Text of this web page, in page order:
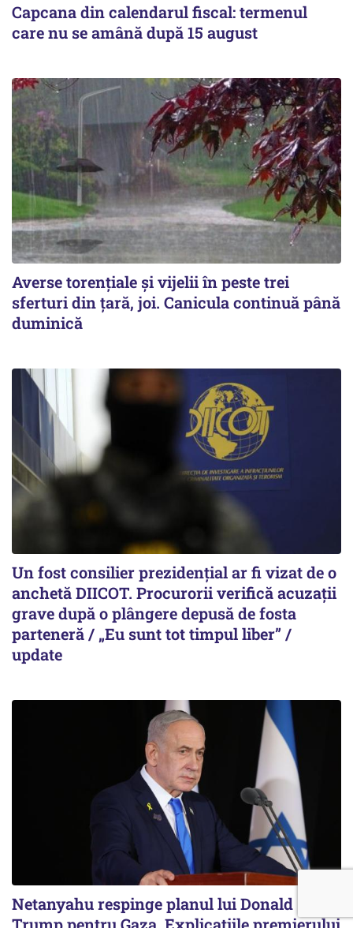
Capcana din calendarul fiscal: termenul
care nu se amână după 15 august
Averse torențiale și vijelii în peste trei
sferturi din țară, joi. Canicula continuă până
duminică
Un fost consilier prezidențial ar fi vizat de o
anchetă DIICOT. Procurorii verifică acuzații
grave după o plângere depusă de fosta
parteneră / „Eu sunt tot timpul liber” /
update
Netanyahu respinge planul lui Donald